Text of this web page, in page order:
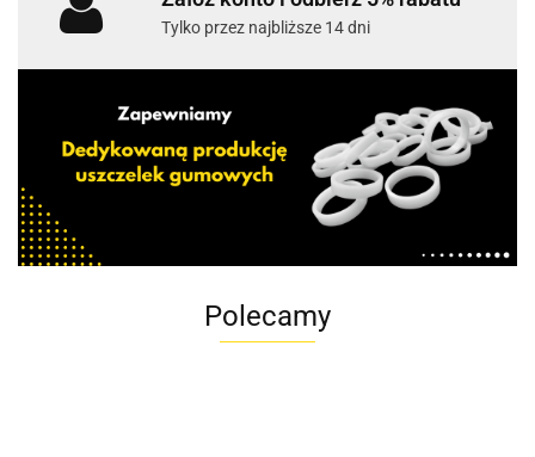
Tylko przez najbliższe 14 dni
Polecamy